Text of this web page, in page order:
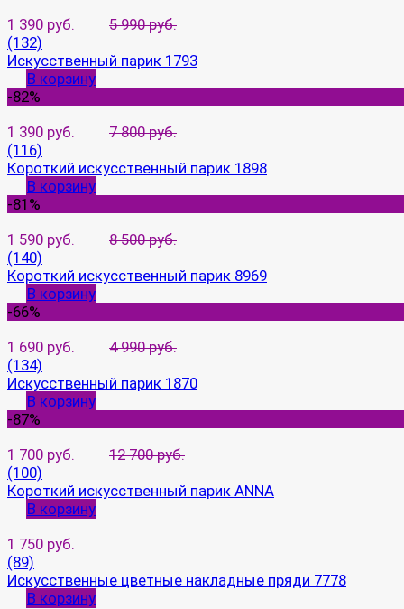
1 390 руб.
5 990 руб.
(132)
Искусственный парик 1793
В корзину
-82%
1 390 руб.
7 800 руб.
(116)
Короткий искусственный парик 1898
В корзину
-81%
1 590 руб.
8 500 руб.
(140)
Короткий искусственный парик 8969
В корзину
-66%
1 690 руб.
4 990 руб.
(134)
Искусственный парик 1870
В корзину
-87%
1 700 руб.
12 700 руб.
(100)
Короткий искусственный парик ANNA
В корзину
1 750 руб.
(89)
Искусственные цветные накладные пряди 7778
В корзину